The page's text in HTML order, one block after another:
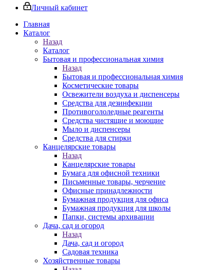
Личный кабинет
Главная
Каталог
Назад
Каталог
Бытовая и профессиональная химия
Назад
Бытовая и профессиональная химия
Косметические товары
Освежители воздуха и диспенсеры
Средства для дезинфекции
Противогололедные реагенты
Средства чистящие и моющие
Мыло и диспенсеры
Средства для стирки
Канцелярские товары
Назад
Канцелярские товары
Бумага для офисной техники
Письменные товары, черчение
Офисные принадлежности
Бумажная продукция для офиса
Бумажная продукция для школы
Папки, системы архивации
Дача, сад и огород
Назад
Дача, сад и огород
Садовая техника
Хозяйственные товары